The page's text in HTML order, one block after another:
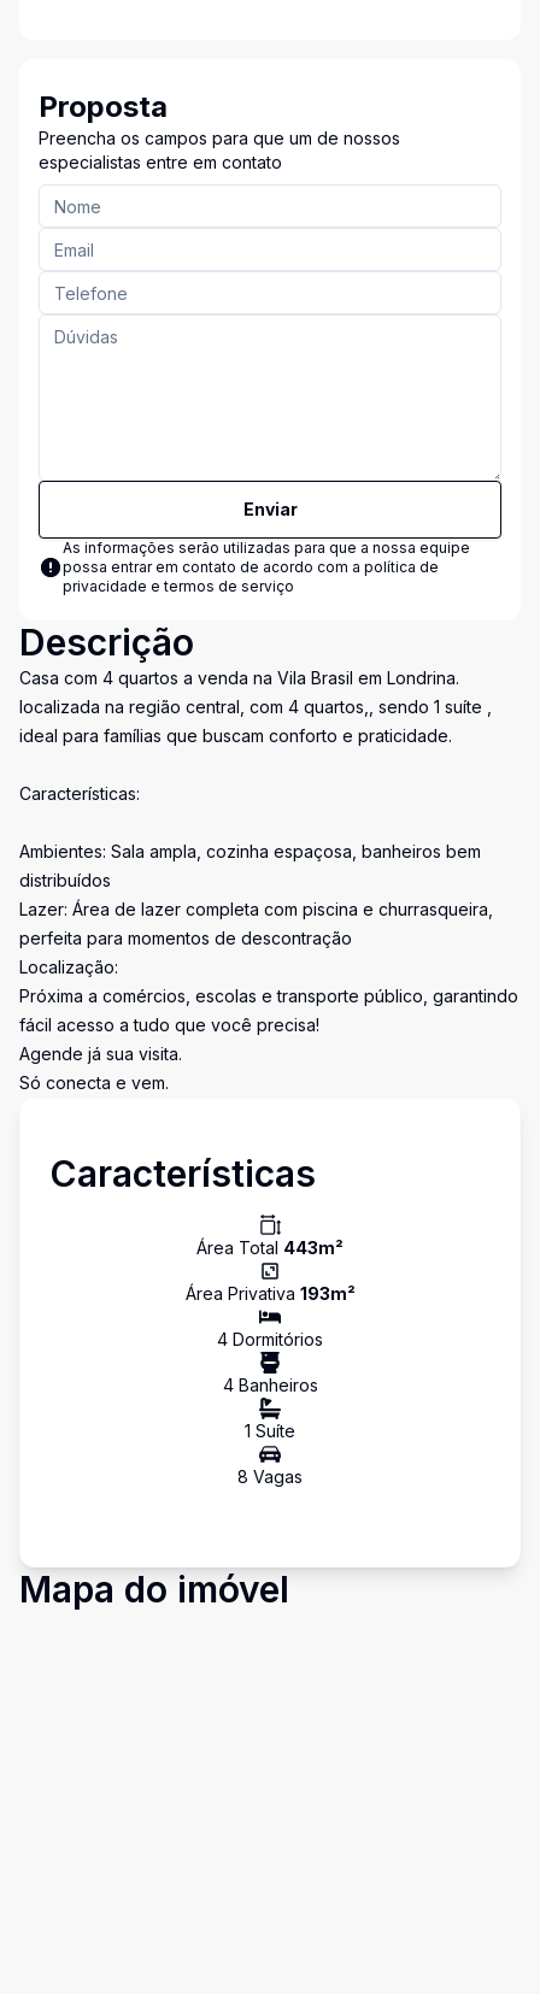
Proposta
Preencha os campos para que um de nossos
especialistas entre em contato
Enviar
As informações serão utilizadas para que a nossa equipe
possa entrar em contato de acordo com a política de
privacidade e termos de serviço
Descrição
Casa com 4 quartos a venda na Vila Brasil em Londrina.
localizada na região central, com 4 quartos,, sendo 1 suíte ,
ideal para famílias que buscam conforto e praticidade.
Características:
Ambientes: Sala ampla, cozinha espaçosa, banheiros bem
distribuídos
Lazer: Área de lazer completa com piscina e churrasqueira,
perfeita para momentos de descontração
Localização:
Próxima a comércios, escolas e transporte público, garantindo
fácil acesso a tudo que você precisa!
Agende já sua visita.
Só conecta e vem.
Características
Área Total 443m²
Área Privativa 193m²
4 Dormitórios
4Banheiros
1 Suíte
8 Vagas
Mapa do imóvel